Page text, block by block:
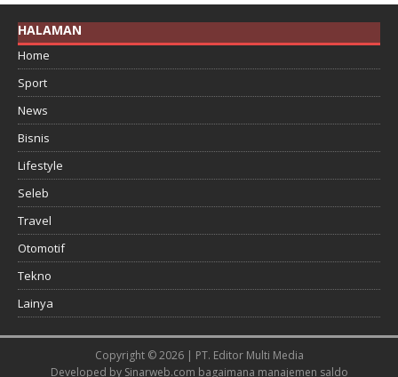
HALAMAN
Home
Sport
News
Bisnis
Lifestyle
Seleb
Travel
Otomotif
Tekno
Lainya
Copyright © 2026 | PT. Editor Multi Media
Developed by Sinarweb.com bagaimana manajemen saldo